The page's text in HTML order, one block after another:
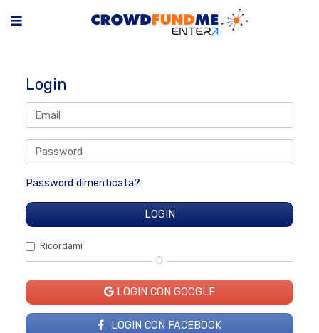
Login
Password dimenticata?
Ricordami
O
LOGIN CON GOOGLE
LOGIN CON FACEBOOK